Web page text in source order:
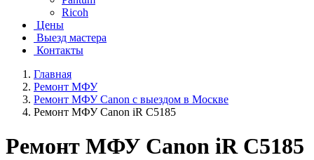
Ricoh
Цены
Выезд мастера
Контакты
Главная
Ремонт МФУ
Ремонт МФУ Canon с выездом в Москве
Ремонт МФУ Canon iR C5185
Ремонт МФУ Canon iR C5185